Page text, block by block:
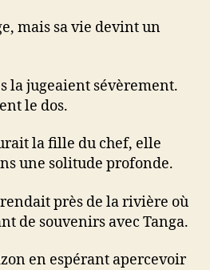
mais sa vie devint un
la jugeaient sévèrement.
le dos.
la fille du chef, elle
une solitude profonde.
près de la rivière où
de souvenirs avec Tanga.
en espérant apercevoir